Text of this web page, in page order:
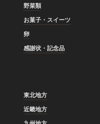
野菜類
お菓子・スイーツ
卵
感謝状・記念品
東北地方
近畿地方